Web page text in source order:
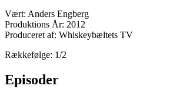
Vært: Anders Engberg
Produktions År: 2012
Produceret af: Whiskeybæltets TV
Rækkefølge: 1/2
Episoder